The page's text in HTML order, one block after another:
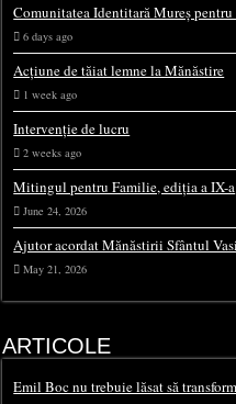
Comunitatea Identitară Mureș
6 days ago
Acțiune de tăiat lemne la Mănăstire
1 week ago
Intervenție de lucru
2 weeks ago
Mitingul pentru Familie, ediția a IX-a
June 24, 2026
Ajutor acordat Mănăstirii Sfântul
May 21, 2026
ARTICOLE
Emil Boc nu trebuie lăsat să